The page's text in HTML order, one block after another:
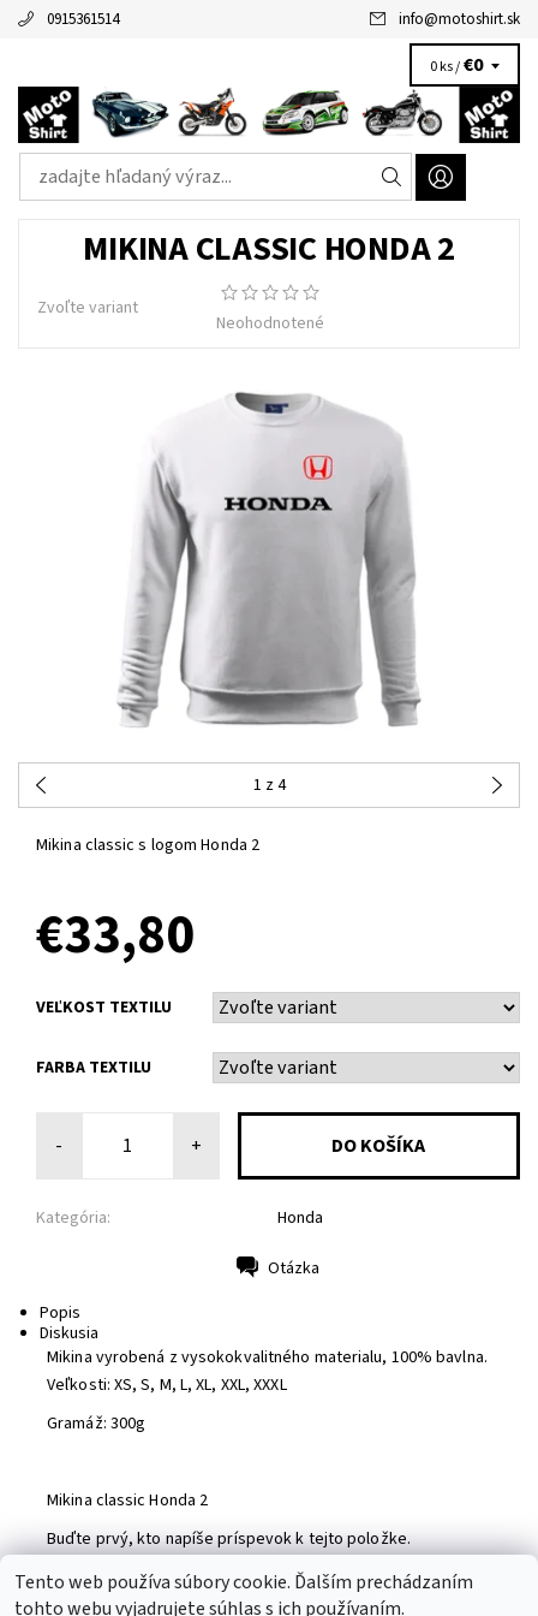
0915361514 info@motoshirt.sk
0 ks /€0
MIKINA CLASSIC HONDA 2
Zvoľte variant
Neohodnotené
1 z 4
Mikina classic s logom Honda 2
€33,80
VEĽKOST TEXTILU
FARBA TEXTILU
- +
Kategória: Honda
Otázka
Popis
Diskusia
Mikina vyrobená z vysokokvalitného materialu, 100% bavlna.
Veľkosti: XS, S, M, L, XL, XXL, XXXL
Gramáž: 300g
Mikina classic Honda 2
Buďte prvý, kto napíše príspevok k tejto položke.
Pridať komentár
Tento web používa súbory cookie. Ďalším prechádzaním
tohto webu vyjadrujete súhlas s ich používaním.